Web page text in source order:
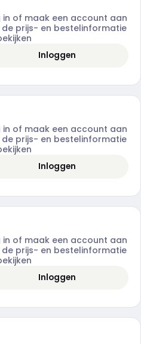
in of maak een account aan
de prijs- en bestelinformatie
Inloggen
in of maak een account aan
de prijs- en bestelinformatie
Inloggen
in of maak een account aan
de prijs- en bestelinformatie
Inloggen